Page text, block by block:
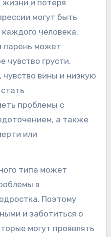
жизни и потеря
могут быть
человека.
парень может
чувство грусти,
чувство вины и низкую
проблемы с
а также
или
типа может
в
Поэтому
и заботиться о
могут проявлять